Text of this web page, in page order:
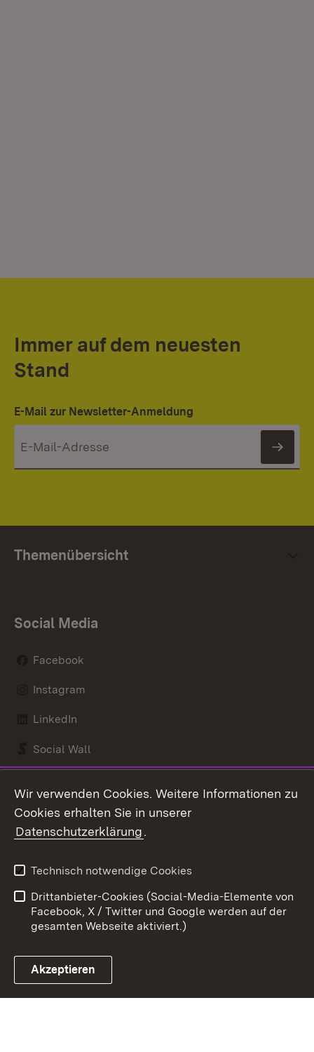
Immer auf dem neuesten
Stand
E-Mail zur Newsletter-Anmeldung
Themenübersicht
Social Media
Facebook
Instagram
LinkedIn
Social Wall
Link zum Landesportal
Kontakt
Barrierefreiheit
Impressum
Cookies
Wir verwenden Cookies. Weitere Informationen zu
Cookies erhalten Sie in unserer
Datenschutzerklärung.
Technisch notwendige Cookies
Drittanbieter-Cookies (Social-Media-Elemente von
Facebook, X / Twitter und Google werden auf der
gesamten Webseite aktiviert.)
Akzeptieren